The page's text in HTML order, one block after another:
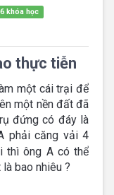
khóa học
thực tiễn
một cái trại để
một nền đất đã
đứng có đáy là
phải căng vải 4
thì ông A có thể
bao nhiêu ?